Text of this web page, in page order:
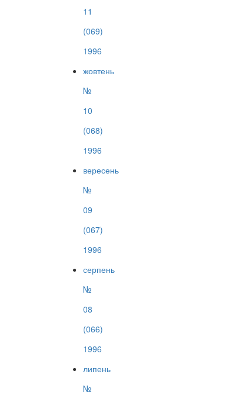
11
(069)
1996
жовтень
№
10
(068)
1996
вересень
№
09
(067)
1996
серпень
№
08
(066)
1996
липень
№